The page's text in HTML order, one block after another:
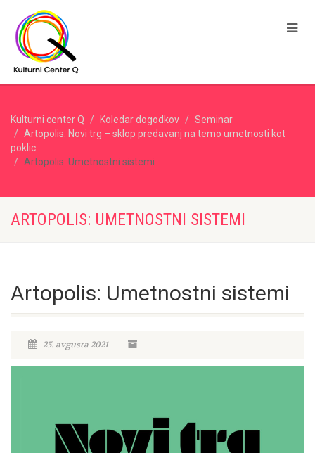
Kulturni center Q Koledar dogodkov
Seminar
Artopolis: Novi trg – sklop predavanj na temo umetnosti kot
poklic
Artopolis: Umetnostni sistemi
ARTOPOLIS: UMETNOSTNI SISTEMI
Artopolis: Umetnostni sistemi
25. avgusta 2021